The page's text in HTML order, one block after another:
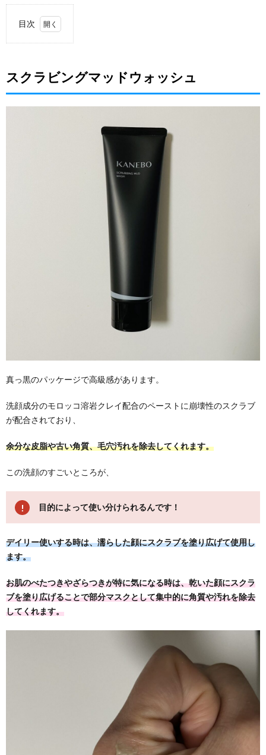
目次
1.
ング
スクラビングマッドウォッシュ
真っ黒のパッケージで高級感があります。
洗顔成分のモロッコ溶岩クレイ配合のペーストに崩壊性のスクラブ
が配合されており、
余分な皮脂や古い角質、毛穴汚れを除去してくれます。
この洗顔のすごいところが、
目的によって使い分けられるんです！
デイリー使いする時は、濡らした顔にスクラブを塗り広げて使用し
ます。
お肌のべたつきやざらつきが特に気になる時は、乾いた顔にスクラ
ブを塗り広げることで部分マスクとして集中的に角質や汚れを除去
してくれます。